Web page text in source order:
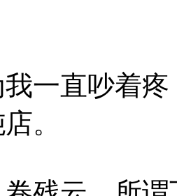
直吵着疼
。